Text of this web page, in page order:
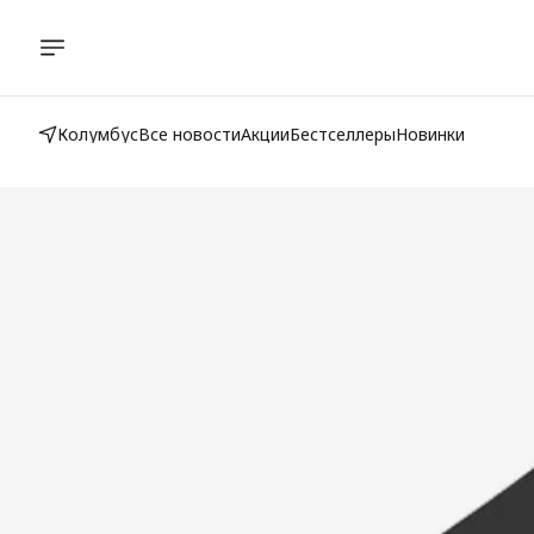
КолумбусВсе новостиАкцииБестселлерыНовинки